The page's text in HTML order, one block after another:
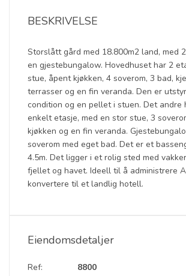
BESKRIVELSE
Storslått gård med 18.800m2 land, med
en gjestebungalow. Hovedhuset har 2
stue, åpent kjøkken, 4 soverom, 3 bad,
terrasser og en fin veranda. Den er
condition og en pellet i stuen. Det andre
enkelt etasje, med en stor stue, 3
kjøkken og en fin veranda.
soverom med eget bad. Det er et
4.5m. Det ligger i et rolig sted med
fjellet og havet. Ideell til å administrere
konvertere til et landlig hotell.
Eiendomsdetaljer
Ref: 8800